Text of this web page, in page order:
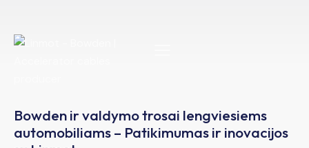
Bowden ir valdymo trosai lengviesiems
automobiliams – Patikimumas ir inovacijos